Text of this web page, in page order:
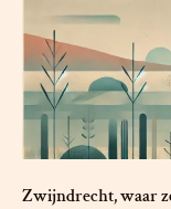
Zwijndrecht, waar